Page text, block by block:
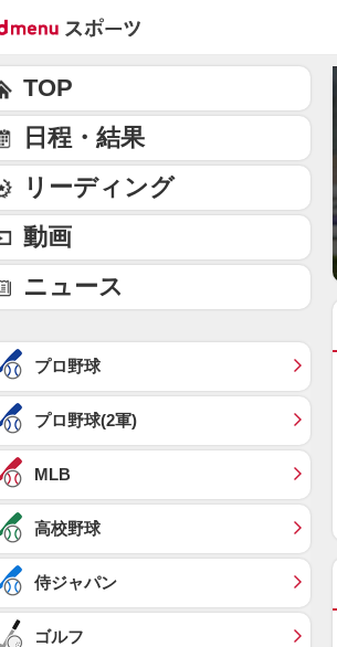
TOP
日程・結果
リーディング
動画
ニュース
プロ野球
プロ野球(2軍)
MLB
高校野球
侍ジャパン
ゴルフ